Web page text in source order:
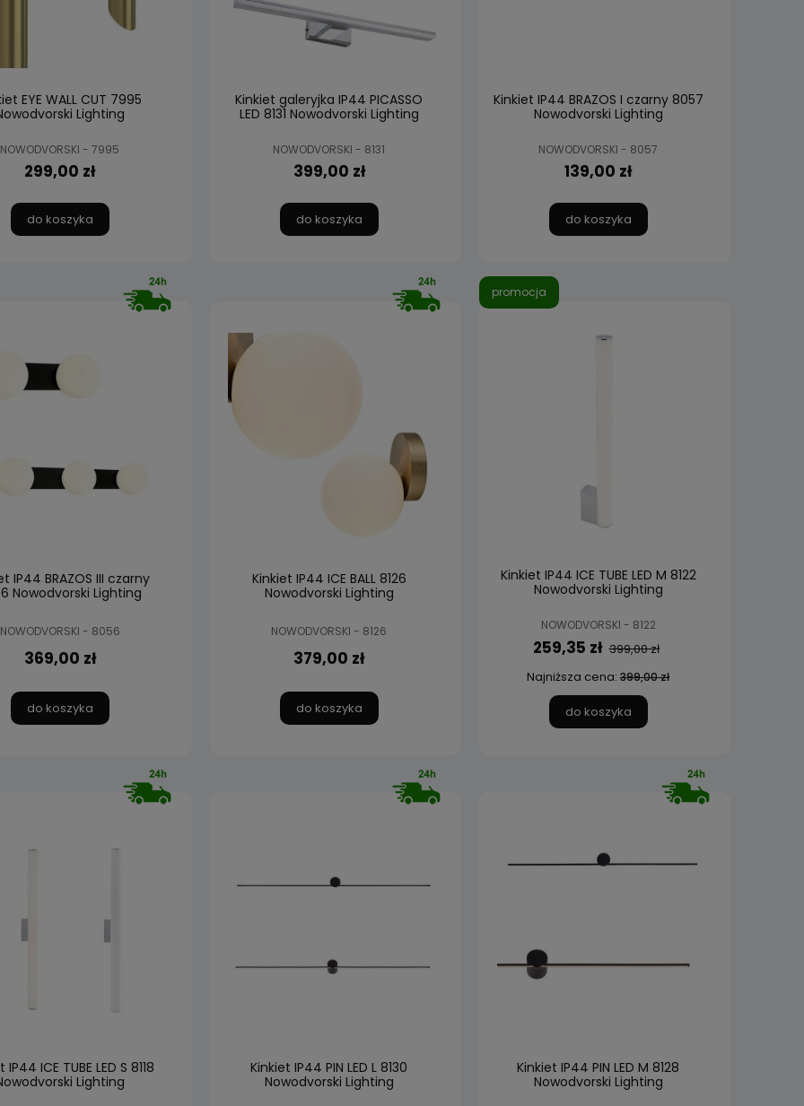
EYE WALL CUT 7995
Lighting
NOWODVORSKI - 7995
299,00 zł
do koszyka
Kinkiet galeryjka IP44 PICASSO
LED 8131 Nowodvorski Lighting
NOWODVORSKI - 8131
399,00 zł
do koszyka
Kinkiet IP44 BRAZOS I czarny 8057
Nowodvorski Lighting
NOWODVORSKI - 8057
139,00 zł
do koszyka
IP44 BRAZOS III czarny
Nowodvorski Lighting
NOWODVORSKI - 8056
369,00 zł
do koszyka
Kinkiet IP44 ICE BALL 8126
Nowodvorski Lighting
NOWODVORSKI - 8126
379,00 zł
do koszyka
Kinkiet IP44 ICE TUBE LED M 8122
Nowodvorski Lighting
NOWODVORSKI - 8122
259,35 zł 399,00 zł
Najniższa cena: 399,00 zł
do koszyka
promocja
IP44 ICE TUBE LED S 8118
Lighting
Kinkiet IP44 PIN LED L 8130
Nowodvorski Lighting
Kinkiet IP44 PIN LED M 8128
Nowodvorski Lighting